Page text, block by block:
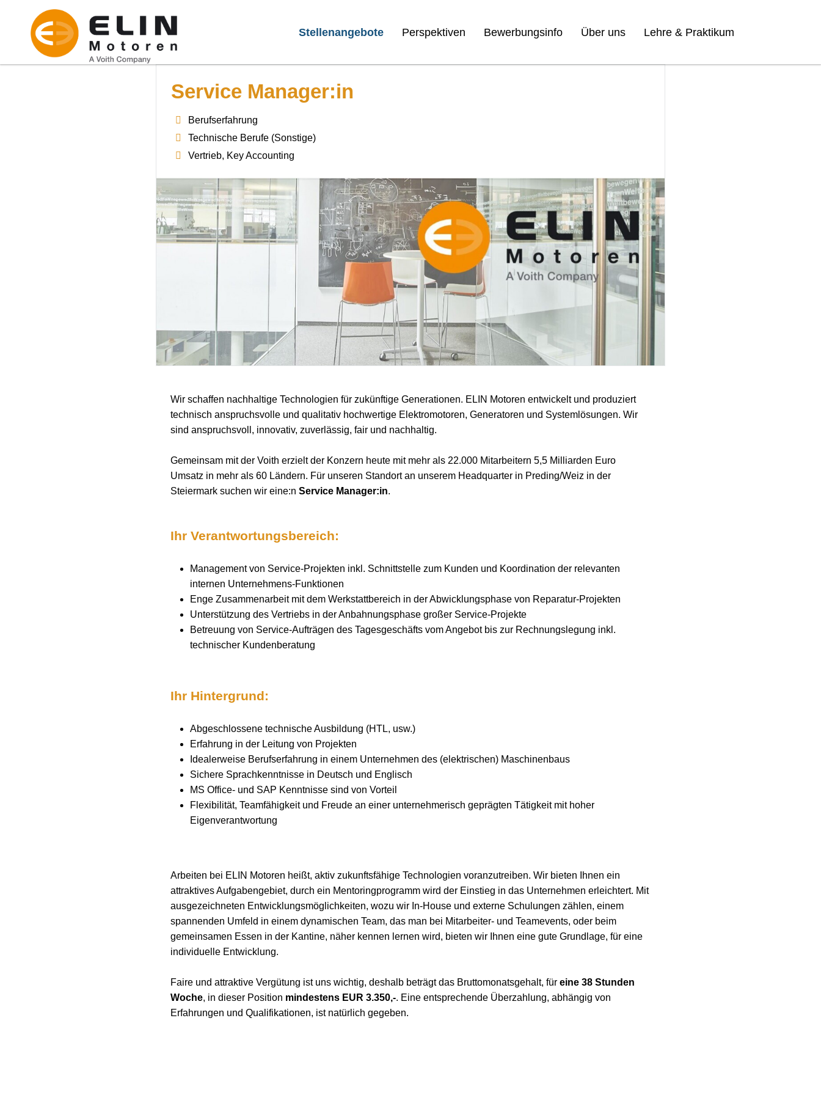
Stellenangebote Perspektiven Bewerbungsinfo Über uns Lehre & Praktikum
Service Manager:in
Berufserfahrung
Technische Berufe (Sonstige)
Vertrieb, Key Accounting
Wir schaffen nachhaltige Technologien für zukünftige Generationen. ELIN Motoren entwickelt und produziert
technisch anspruchsvolle und qualitativ hochwertige Elektromotoren, Generatoren und Systemlösungen. Wir
sind anspruchsvoll, innovativ, zuverlässig, fair und nachhaltig.
Gemeinsam mit der Voith erzielt der Konzern heute mit mehr als 22.000 Mitarbeitern 5,5 Milliarden Euro
Umsatz in mehr als 60 Ländern. Für unseren Standort an unserem Headquarter in Preding/Weiz in der
Steiermark suchen wir eine:n Service Manager:in.
Ihr Verantwortungsbereich:
Management von Service-Projekten inkl. Schnittstelle zum Kunden und Koordination der relevanten
internen Unternehmens-Funktionen
Enge Zusammenarbeit mit dem Werkstattbereich in der Abwicklungsphase von Reparatur-Projekten
Unterstützung des Vertriebs in der Anbahnungsphase großer Service-Projekte
Betreuung von Service-Aufträgen des Tagesgeschäfts vom Angebot bis zur Rechnungslegung inkl.
technischer Kundenberatung
Ihr Hintergrund:
Abgeschlossene technische Ausbildung (HTL, usw.)
Erfahrung in der Leitung von Projekten
Idealerweise Berufserfahrung in einem Unternehmen des (elektrischen) Maschinenbaus
Sichere Sprachkenntnisse in Deutsch und Englisch
MS Office- und SAP Kenntnisse sind von Vorteil
Flexibilität, Teamfähigkeit und Freude an einer unternehmerisch geprägten Tätigkeit mit hoher
Eigenverantwortung
Arbeiten bei ELIN Motoren heißt, aktiv zukunftsfähige Technologien voranzutreiben. Wir bieten Ihnen ein
attraktives Aufgabengebiet, durch ein Mentoringprogramm wird der Einstieg in das Unternehmen erleichtert. Mit
ausgezeichneten Entwicklungsmöglichkeiten, wozu wir In-House und externe Schulungen zählen, einem
spannenden Umfeld in einem dynamischen Team, das man bei Mitarbeiter- und Teamevents, oder beim
gemeinsamen Essen in der Kantine, näher kennen lernen wird, bieten wir Ihnen eine gute Grundlage, für eine
individuelle Entwicklung.
Faire und attraktive Vergütung ist uns wichtig, deshalb beträgt das Bruttomonatsgehalt, für eine 38 Stunden
Woche, in dieser Position mindestens EUR 3.350,-. Eine entsprechende Überzahlung, abhängig von
Erfahrungen und Qualifikationen, ist natürlich gegeben.